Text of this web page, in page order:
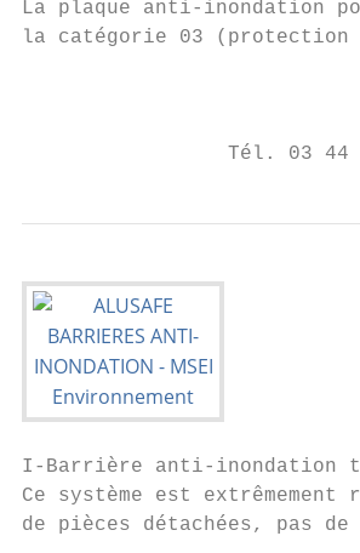
La plaque anti-inondation
la catégorie 03 (protection
Tél. 03
I-Barrière anti-inondation
Ce système est
de pièces détachées, pas